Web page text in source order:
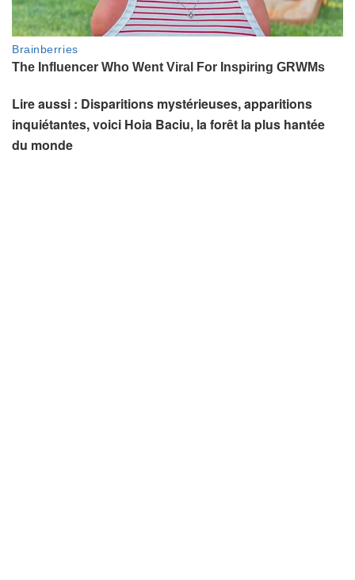
Lire aussi : Disparitions mystérieuses, apparitions
inquiétantes, voici Hoia Baciu, la forêt la plus hantée
du monde